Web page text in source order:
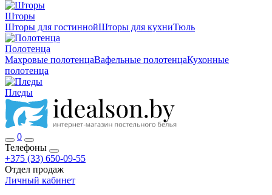
Шторы
Шторы для гостиннойШторы для кухниТюль
Полотенца
Махровые полотенцаВафельные полотенцаКухонные
полотенца
Пледы
0
Телефоны
+375 (33) 650-09-55
Отдел продаж
Личный кабинет